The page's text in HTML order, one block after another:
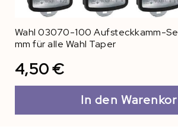
Wahl 03070-100 Aufsteckkamm-
mm für alle Wahl Taper
4,50 €
In den